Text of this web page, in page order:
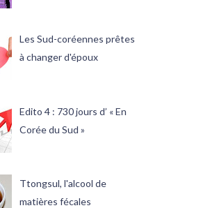
Les Sud-coréennes prêtes
à changer d'époux
Edito 4 : 730 jours d’ « En
Corée du Sud »
Ttongsul, l'alcool de
matières fécales